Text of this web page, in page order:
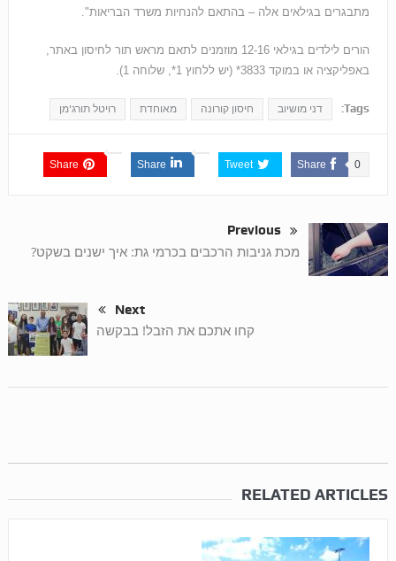
מתבגרים בגילאים אלה – בהתאם להנחיות משרד הבריאות".
הורים לילדים בגילאי 12-16 מוזמנים לתאם מראש תור לחיסון באתר,
באפליקציה או במוקד 3833* (יש ללחוץ 1*, שלוחה 1).
Tags: דני מושיוב חיסון קורונה מאוחדת רויטל תורג'מן
Share 0
Tweet
Share
Share
Previous
מכת גניבות הרכבים בכרמי גת: איך ישנים בשקט?
Next
קחו אתכם את הזבל! בבקשה
RELATED ARTICLES